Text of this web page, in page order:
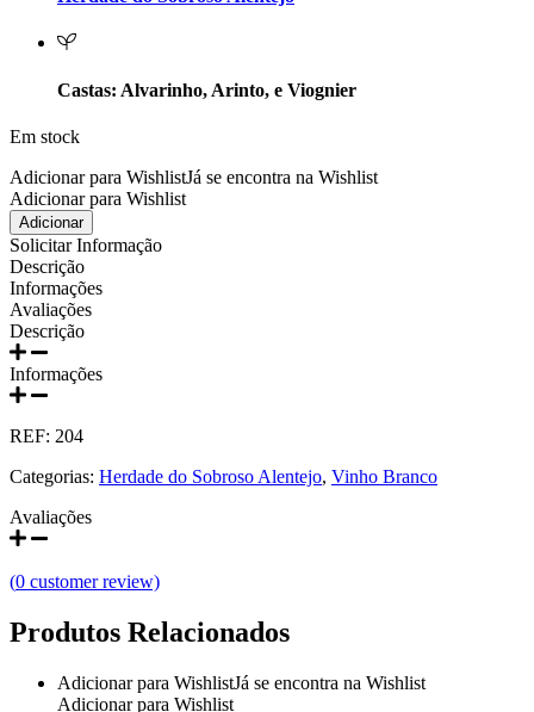
Prats e Symington Family
Quinta da Curia - Bairrada
Castas: Alvarinho, Arinto, e Viognier
Em stock
Adicionar para WishlistJá se encontra na Wishlist
Adicionar para Wishlist
Quantidade
de
Herdade
do
Sobroso
ARCHÉ
Branco
750ml
Adicionar
Solicitar Informação
Descrição
Informações
Avaliações
Descrição
Informações
REF: 204
Categorias: Herdade do Sobroso Alentejo, Vinho Branco
Avaliações
(0 customer review)
Produtos Relacionados
Adicionar para WishlistJá se encontra na Wishlist
Adicionar para Wishlist